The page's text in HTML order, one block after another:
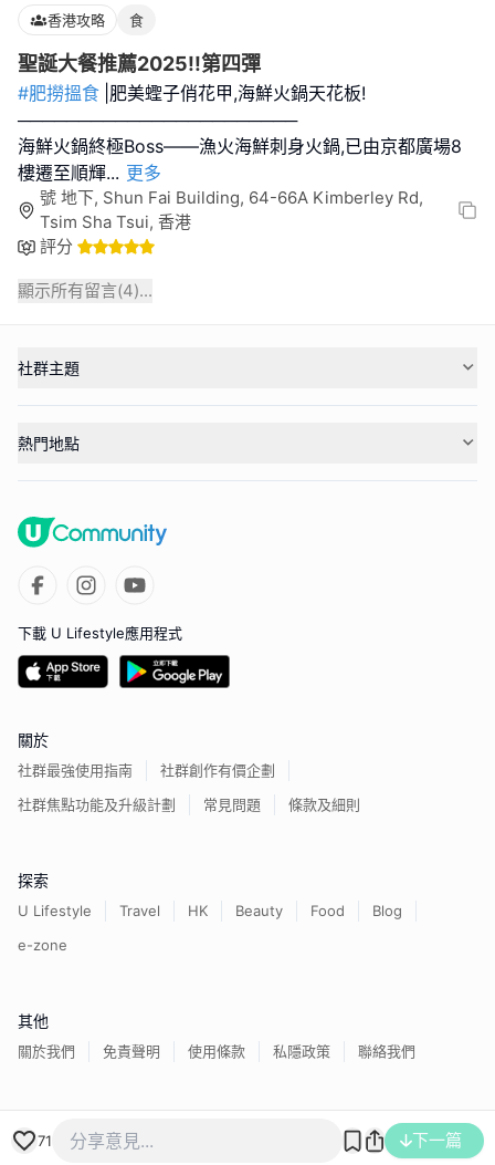
香港攻略 食
聖誕大餐推薦2025!!第四彈
#肥撈搵食 |肥美蟶子俏花甲,海鮮火鍋天花板!
───────────────────────
海鮮火鍋終極Boss——漁火海鮮刺身火鍋,已由京都廣場8
樓遷至順輝... 更多
號 地下, Shun Fai Building, 64-66A Kimberley Rd,
Tsim Sha Tsui, 香港
評分
顯示所有留言(4)...
71 下一篇
社群主題
熱門地點
下載 U Lifestyle應用程式
關於
社群最強使用指南
社群創作有價企劃
社群焦點功能及升級計劃
常見問題 條款及細則
探索
U Lifestyle Travel HK Beauty Food
Blog
e-zone
其他
關於我們 免責聲明 使用條款 私隱政策 聯絡我們
香港經濟日報版權所有©